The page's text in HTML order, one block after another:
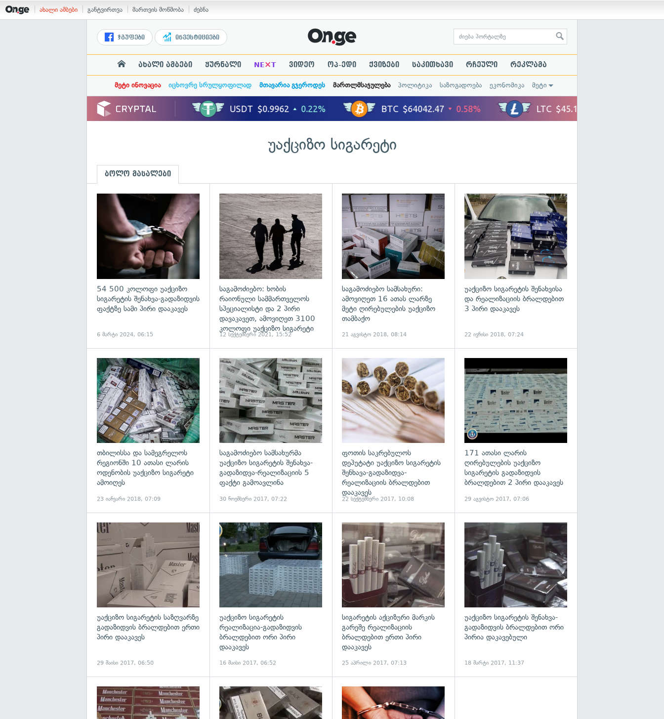
ახალი ამბები განტვირთვა მართვის მოწმობა ძებნა
ჯგუფები ინვესტიციები
ახალი ამბები ჟურნალი NE×T ვიდეო ოპ-ედი ქვიზები საკითხავი რჩეული რეკლამა
მეტი ინოვაცია იცხოვრე სრულყოფილად მთავარია გჯეროდეს მართლმსაჯულება პოლიტიკა საზოგადოება ეკონომიკა მეტი
უაქციზო სიგარეტი
ბოლო მასალები
გადახედვა
54 500 კოლოფი უაქციზო
სიგარეტის შენახვა-გადაზიდვის
ფაქტზე სამი პირი დააკავეს
6 მარტი 2024, 06:15
გადახედვა
საგამოძიებო: ხობის
რაიონული სამმართველოს
სპეციალისტი და 2 პირი
დავაკავეთ, ამოვიღეთ 3100
კოლოფი უაქციზო სიგარეტი
12 სექტემბერი 2021, 15:52
გადახედვა
საგამოძიებო სამსახური:
ამოვიღეთ 16 ათას ლარზე
მეტი ღირებულების უაქციზო
თამბაქო
21 აგვისტო 2018, 08:14
უაქციზო სიგარეტის შენახვისა
და რეალიზაციის ბრალდებით
3 პირი დააკავეს
22 ივნისი 2018, 07:24
გადახედვა
თბილისსა და სამეგრელოს
რეგიონში 10 ათასი ლარის
ოდენობის უაქციზო სიგარეტი
ამოიღეს
23 იანვარი 2018, 07:09
გადახედვა
საგამოძიებო სამსახურმა
უაქციზო სიგარეტის შენახვა-
გადაზიდვა-რეალიზაციის 5
ფაქტი გამოავლინა
30 ნოემბერი 2017, 07:22
გადახედვა
ფოთის საკრებულოს
დეპუტატი უაქციზო სიგარეტის
შენხავა-გადაზიდვა-
რეალიზაციის ბრალდებით
დააკავეს
22 სექტემბერი 2017, 10:08
171 ათასი ლარის
ღირებულების უაქციზო
სიგარეტის გადაზიდვის
ბრალდებით 2 პირი დააკავეს
29 აგვისტო 2017, 07:06
გადახედვა
უაქციზო სიგარეტის საზღვარზე
გადაზიდვის ბრალდებით ერთი
პირი დააკავეს
29 მაისი 2017, 06:50
გადახედვა
უაქციზო სიგარეტის
რეალიზაცია-გადაზიდვის
ბრალდებით ორი პირი
დააკავეს
16 მაისი 2017, 06:52
გადახედვა
სიგარეტის აქციზური მარკის
გარეშე რეალიზაციის
ბრალდებით ერთი პირი
დააკავეს
25 აპრილი 2017, 07:13
უაქციზო სიგარეტის შენახვა-
გადაზიდვის ბრალდებით ორი
პირია დაკავებული
18 მარტი 2017, 11:37
გადახედვა გადახედვა